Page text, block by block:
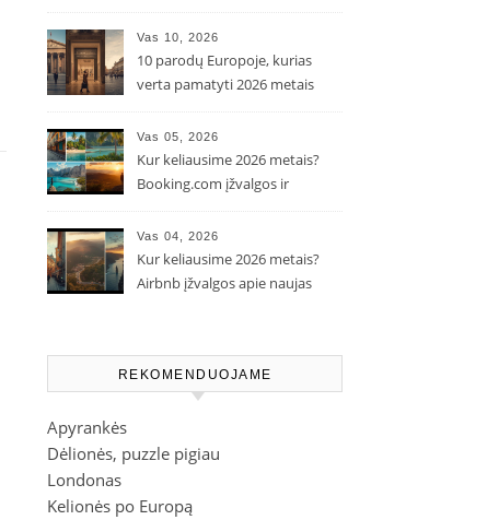
Vas 10, 2026
10 parodų Europoje, kurias
verta pamatyti 2026 metais
Vas 05, 2026
Kur keliausime 2026 metais?
Booking.com įžvalgos ir
Vas 04, 2026
Kur keliausime 2026 metais?
Airbnb įžvalgos apie naujas
REKOMENDUOJAME
Apyrankės
Dėlionės, puzzle pigiau
Londonas
Kelionės po Europą